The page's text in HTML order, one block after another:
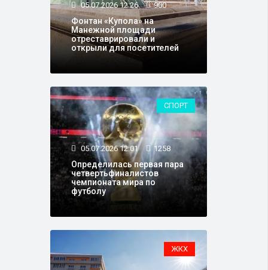
05.07.2026 12:26 900
Фонтан «Купола» на
Манежной площади
отреставрировали и
открыли для посетителей
СПОРТ
05.07.2026 12:01 1258
Определилась первая пара
четвертьфиналистов
чемпионата мира по
футболу
ЖКХ